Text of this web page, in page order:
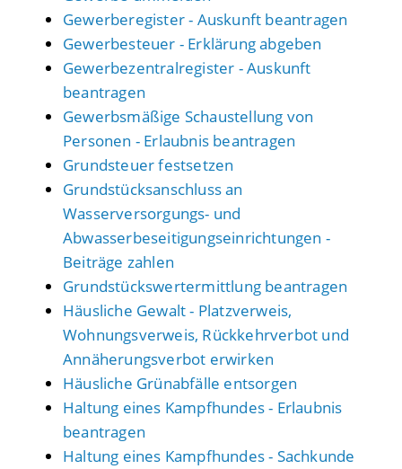
Gewerberegister - Auskunft beantragen
Gewerbesteuer - Erklärung abgeben
Gewerbezentralregister - Auskunft
beantragen
Gewerbsmäßige Schaustellung von
Personen - Erlaubnis beantragen
Grundsteuer festsetzen
Grundstücksanschluss an
Wasserversorgungs- und
Abwasserbeseitigungseinrichtungen -
Beiträge zahlen
Grundstückswertermittlung beantragen
Häusliche Gewalt - Platzverweis,
Wohnungsverweis, Rückkehrverbot und
Annäherungsverbot erwirken
Häusliche Grünabfälle entsorgen
Haltung eines Kampfhundes - Erlaubnis
beantragen
Haltung eines Kampfhundes - Sachkunde